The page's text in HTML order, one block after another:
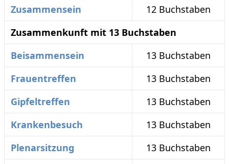
Zusammensein
12 Buchstaben
Zusammenkunft mit 13 Buchstaben
Beisammensein
13 Buchstaben
Frauentreffen
13 Buchstaben
Gipfeltreffen
13 Buchstaben
Krankenbesuch
13 Buchstaben
Plenarsitzung
13 Buchstaben